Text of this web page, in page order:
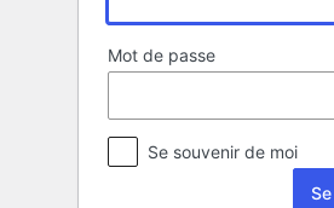
Mot de passe
Se souvenir de moi